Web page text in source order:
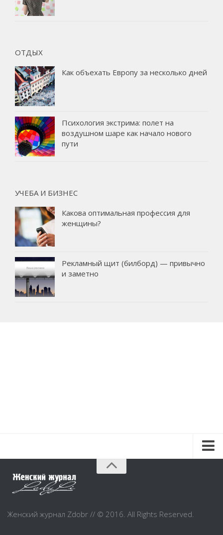
ОТДЫХ
Как объехать Европу за несколько дней
Психология экстрима: полет на
воздушном шаре как начало нового
пути
УЧЕБА И БИЗНЕС
Какова оптимальная профессия для
женщины?
Рекламный щит (билборд) — привычно
и заметно
Красота
Женский журнал Zdobr // © 2016. All Rights Reserved.